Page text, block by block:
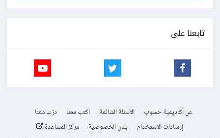
تابعنا على
عن أكاديمية حسوب الأسئلة الشائعة اكتب معنا
درّب معنا
إرشادات الاستخدام
بيان الخصوصية مركز المساعدة